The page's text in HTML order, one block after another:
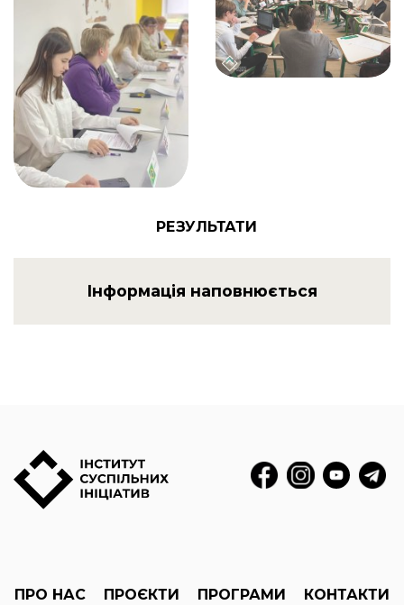
РЕЗУЛЬТАТИ
Інформація наповнюється
ПРО НАС ПРОЄКТИ ПРОГРАМИ КОНТАКТИ